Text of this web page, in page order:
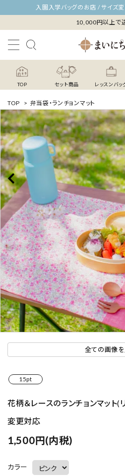
入園入学バッグのお店 / サイズ変
10,000円以上で
TOP セット商品 レッスンバッ
TOP > 弁当袋・ランチョンマット
全ての画像を
15pt
花柄＆レースのランチョンマッ
変更対応
1,500円(内税)
カラー